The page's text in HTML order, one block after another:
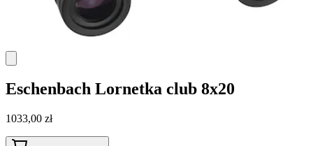
Eschenbach Lornetka club 8x20
1033,00 zł